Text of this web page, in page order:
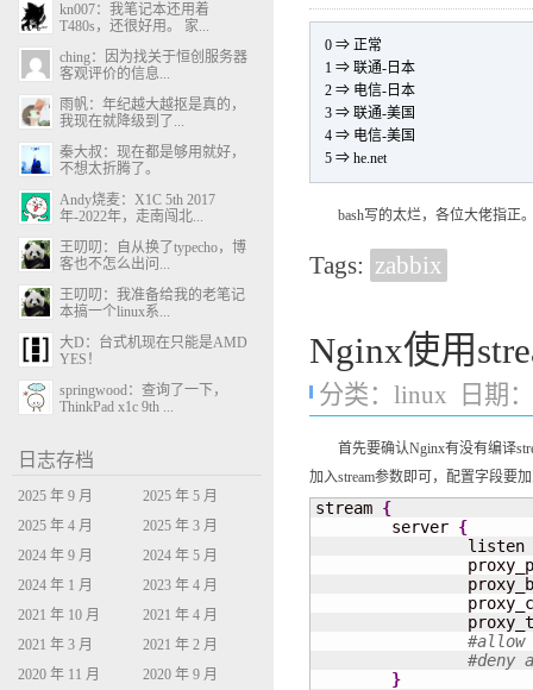
0 ⇒ 正常
1 ⇒ 联通-日本
2 ⇒ 电信-日本
3 ⇒ 联通-美国
4 ⇒ 电信-美国
5 ⇒ he.net
bash写的太烂，各位大佬指正
Tags: zabbix
Nginx使用
分类： linux 日期
首先要确认Nginx有没有编译
加入stream参数即可，配置字段要
stream {
        server
{
                listen
#allow
#deny
}
kn007：我笔记本还用着
T480s，还很好用。 家...
ching：因为找关于恒创服务器
客观评价的信息...
雨帆：年纪越大越抠是真的，
我现在就降级到了...
秦大叔：现在都是够用就好，
不想太折腾了。
Andy烧麦：X1C 5th 2017
年-2022年，走南闯北...
王叨叨：自从换了typecho，博
客也不怎么出问...
王叨叨：我准备给我的老笔记
本搞一个linux系...
大D：台式机现在只能是AMD
YES！
springwood：查询了一下，
ThinkPad x1c 9th ...
日志存档
2025 年 9 月
2025 年 5 月
2025 年 4 月
2025 年 3 月
2024 年 9 月
2024 年 5 月
2024 年 1 月
2023 年 4 月
2021 年 10 月
2021 年 4 月
2021 年 3 月
2021 年 2 月
2020 年 11 月
2020 年 9 月